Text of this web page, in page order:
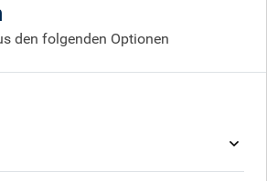
Investment-Einblicke
den folgenden Optionen